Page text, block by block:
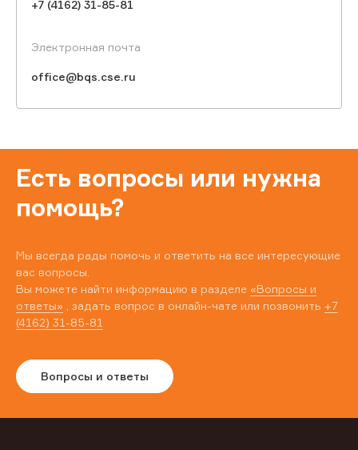
+7 (4162) 31-85-81
Электронная почта
office@bqs.cse.ru
Есть вопросы или нужна
помощь?
Мы всегда рады помочь и ответить на все интересующие
вас вопросы.
Вы можете найти информацию в разделе «Вопросы и
ответы» , задать вопрос в онлайн-чате или позвонить +7
(4162) 31-85-81
Вопросы и ответы